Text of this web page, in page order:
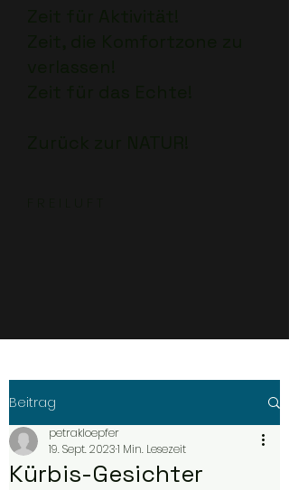
Beitrag
Kürbis-Gesichter
petrakloepfer
19. Sept. 20231 Min. Lesezeit